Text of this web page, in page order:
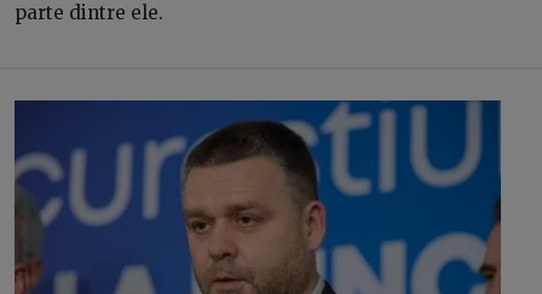
parte dintre ele.